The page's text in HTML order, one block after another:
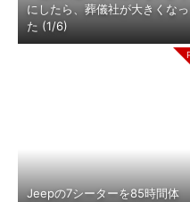
にしたら、葬儀社が大きくなっ
た (1/6)
Jeepの7シーターを85時間体